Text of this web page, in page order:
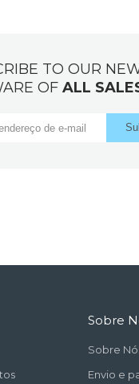
TO OUR
OF ALL
Sobre
Sobre
Envio e